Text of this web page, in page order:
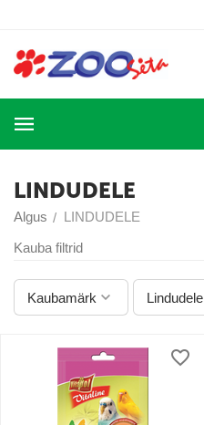
LINDUDELE
Algus / LINDUDELE
Kauba filtrid
Kaubamärk Lindudele